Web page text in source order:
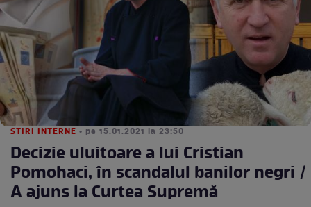
STIRI INTERNE • pe 15.01.2021 la 23:50
Decizie uluitoare a lui Cristian
Pomohaci, în scandalul banilor negri /
A ajuns la Curtea Supremă